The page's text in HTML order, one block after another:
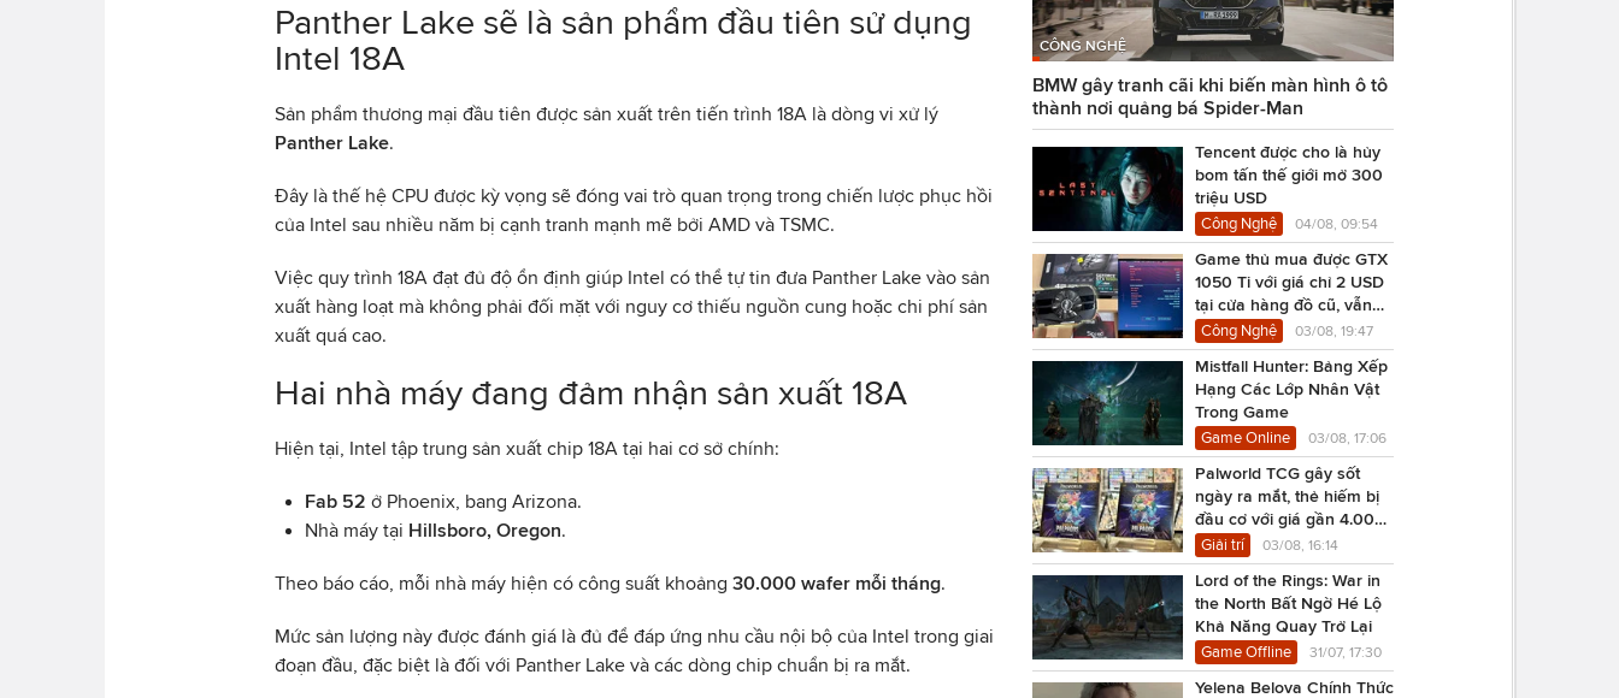
Panther Lake sẽ là sản phẩm đầu tiên sử dụng
Intel 18A
Sản phẩm thương mại đầu tiên được sản xuất trên tiến trình 18A là dòng vi xử lý
Panther Lake.
Đây là thế hệ CPU được kỳ vọng sẽ đóng vai trò quan trọng trong chiến lược phục hồi
của Intel sau nhiều năm bị cạnh tranh mạnh mẽ bởi AMD và TSMC.
Việc quy trình 18A đạt đủ độ ổn định giúp Intel có thể tự tin đưa Panther Lake vào sản
xuất hàng loạt mà không phải đối mặt với nguy cơ thiếu nguồn cung hoặc chi phí sản
xuất quá cao.
Hai nhà máy đang đảm nhận sản xuất 18A
Hiện tại, Intel tập trung sản xuất chip 18A tại hai cơ sở chính:
Fab 52 ở Phoenix, bang Arizona.
Nhà máy tại Hillsboro, Oregon.
Theo báo cáo, mỗi nhà máy hiện có công suất khoảng 30.000 wafer mỗi tháng.
Mức sản lượng này được đánh giá là đủ để đáp ứng nhu cầu nội bộ của Intel trong giai
đoạn đầu, đặc biệt là đối với Panther Lake và các dòng chip chuẩn bị ra mắt.
CÔNG NGHỆ
BMW gây tranh cãi khi biến màn hình ô tô
thành nơi quảng bá Spider-Man
Tencent được cho là hủy
bom tấn thế giới mở 300
triệu USD
Công Nghệ 04/08, 09:54
Game thủ mua được GTX
1050 Ti với giá chỉ 2 USD
tại cửa hàng đồ cũ, vẫn
chạy Cyberpunk 2077
Công Nghệ 03/08, 19:47
Mistfall Hunter: Bảng Xếp
Hạng Các Lớp Nhân Vật
Trong Game
Game Online 03/08, 17:06
Palworld TCG gây sốt
ngày ra mắt, thẻ hiếm bị
đầu cơ với giá gần 4.000
USD
Giải trí 03/08, 16:14
Lord of the Rings: War in
the North Bất Ngờ Hé Lộ
Khả Năng Quay Trở Lại
Game Offline 31/07, 17:30
Yelena Belova Chính Thức